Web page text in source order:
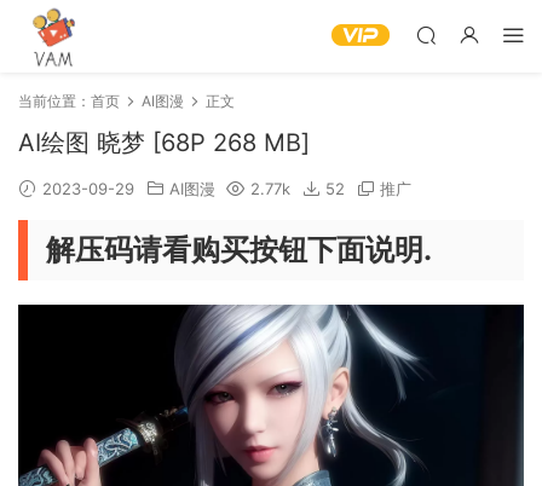
当前位置： 首页 AI图漫 正文
AI绘图 晓梦 [68P 268 MB]
2023-09-29 AI图漫 2.77k 52 推广
解压码请看购买按钮下面说明.